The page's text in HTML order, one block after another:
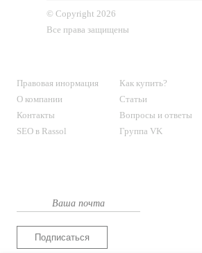
© Copyright 2026
Все права защищены
Правовая инормация
О компании
Контакты
SEO в Rassol
Как купить?
Статьи
Вопросы и ответы
Группа VK
Подписаться